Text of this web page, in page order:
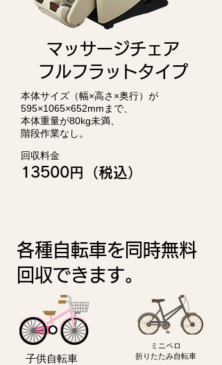
マッサージチェア
フルフラットタイプ
本体サイズ（幅×高さ×奥行）が
595×1065×652mmまで、
本体重量が80kg未満、
階段作業なし。
回収料金
13500円（税込）
各種自転車を同時無料
回収できます。
子供自転車
ミニペロ
​折りたたみ自転車